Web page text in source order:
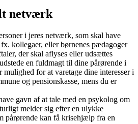
netværk
i jeres netværk, som skal have
kollegaer, eller børnenes pædagoger
der skal aflyses eller udsættes
en fuldmagt til dine pårørende i
mulighed for at varetage dine interesser i
og pensionskasse, mens du er
gavn af at tale med en psykolog om
melder sig efter en ulykke
pårørende kan få krisehjælp fra en